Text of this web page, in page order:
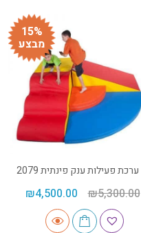
15%
מבצע
ערכת פעילות ענק פינתית 2079
₪5,300.00
₪4,500.00